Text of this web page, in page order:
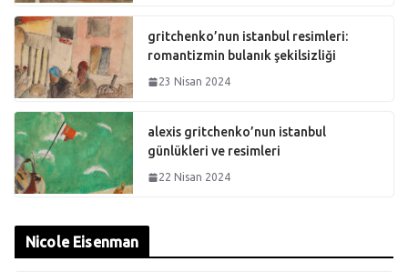
gritchenko’nun istanbul resimleri:
romantizmin bulanık şekilsizliği
23 Nisan 2024
alexis gritchenko’nun istanbul
günlükleri ve resimleri
22 Nisan 2024
Nicole Eisenman